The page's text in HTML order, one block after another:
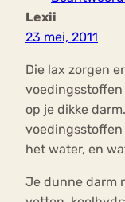
Lexii
23 mei, 2011
Die lax zorgen
voedingsstoffen
op je dikke
voedingsstoffen
het water, en
Je dunne darm